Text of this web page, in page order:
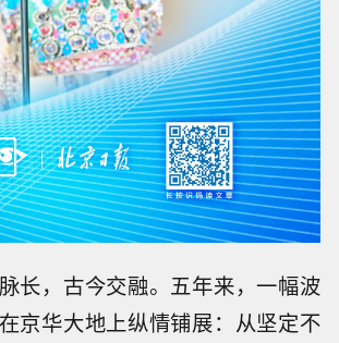
长，古今交融。五年来，一幅波
京华大地上纵情铺展：从坚定不